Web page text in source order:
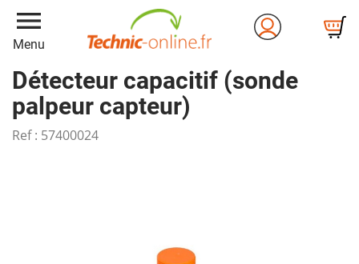
menu
Menu
Détecteur capacitif (sonde
palpeur capteur)
Ref : 57400024